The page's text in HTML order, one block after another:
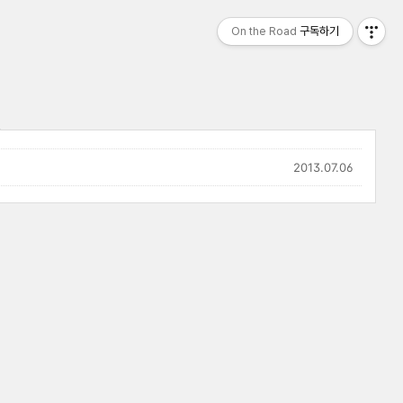
2013.07.06
On the Road 구독하기